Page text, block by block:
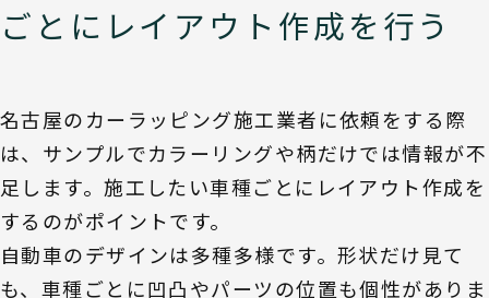
ごとにレイアウト作成を行う
名古屋のカーラッピング施工業者に依頼をする際
は、サンプルでカラーリングや柄だけでは情報が不
足します。施工したい車種ごとにレイアウト作成を
するのがポイントです。
自動車のデザインは多種多様です。形状だけ見て
も、車種ごとに凹凸やパーツの位置も個性がありま